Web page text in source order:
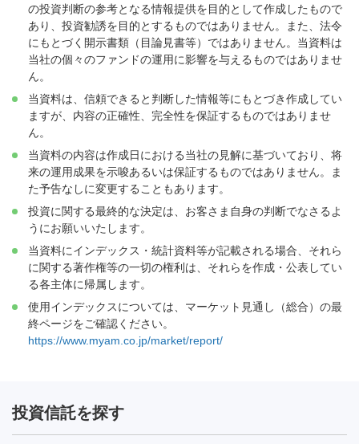
の投資判断の参考となる情報提供を目的として作成したもので
あり、投資勧誘を目的とするものではありません。また、法令
にもとづく開示書類（目論見書等）ではありません。当資料は
当社の個々のファンドの運用に影響を与えるものではありませ
ん。
当資料は、信頼できると判断した情報等にもとづき作成してい
ますが、内容の正確性、完全性を保証するものではありませ
ん。
当資料の内容は作成日における当社の見解に基づいており、将
来の運用成果を示唆あるいは保証するものではありません。ま
た予告なしに変更することもあります。
投資に関する最終的な決定は、お客さま自身の判断でなさるよ
うにお願いいたします。
当資料にインデックス・統計資料等が記載される場合、それら
に関する著作権等の一切の権利は、それらを作成・公表してい
る各主体に帰属します。
使用インデックスについては、マーケット見通し（総合）の最
終ページをご確認ください。
https://www.myam.co.jp/market/report/
投資信託を探す